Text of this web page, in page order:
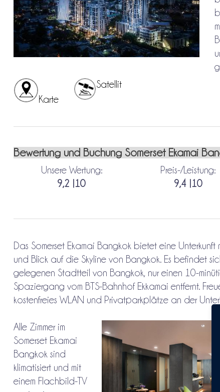
Karte
Satellit
Bewertung und Buchung Somerset Ekamai
Unsere Wertung:
9,2 |10
Preis-/Leistung:
9,4 |10
Das Somerset Ekamai Bangkok bietet eine Unterkunft
und Blick auf die Skyline von Bangkok. Es befindet
gelegenen Stadtteil von Bangkok, nur einen 10-
Spaziergang vom BTS-Bahnhof Ekkamai entfernt.
kostenfreies WLAN und Privatparkplätze an der
Alle Zimmer im
Somerset Ekamai
Bangkok sind
klimatisiert und mit
einem Flachbild-TV